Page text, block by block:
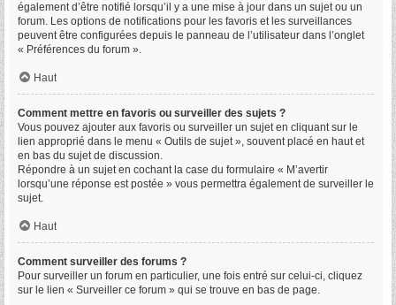
également d’être notifié lorsqu’il y a une mise à jour dans un sujet ou un
forum. Les options de notifications pour les favoris et les surveillances
peuvent être configurées depuis le panneau de l’utilisateur dans l’onglet
« Préférences du forum ».
Haut
Comment mettre en favoris ou surveiller des sujets ?
Vous pouvez ajouter aux favoris ou surveiller un sujet en cliquant sur le
lien approprié dans le menu « Outils de sujet », souvent placé en haut et
en bas du sujet de discussion.
Répondre à un sujet en cochant la case du formulaire « M’avertir
lorsqu’une réponse est postée » vous permettra également de surveiller le
sujet.
Haut
Comment surveiller des forums ?
Pour surveiller un forum en particulier, une fois entré sur celui-ci, cliquez
sur le lien « Surveiller ce forum » qui se trouve en bas de page.